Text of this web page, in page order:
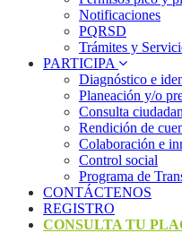
Notificaciones
PQRSD
Trámites y
PARTICIPA
Diagnóstico e
Planeación y/o
Consulta
Rendición de
Colaboración e
Control social
Programa de
CONTÁCTENOS
REGISTRO
CONSULTA TU